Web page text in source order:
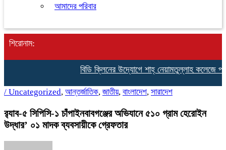
আমাদের পরিবার
শিরোনাম:
বিডি ক্লিনের উদ্যোগে শাহ্ নেয়ামতুল্লাহ কলেজে
/ Uncategorized, আন্তর্জাতিক, জাতীয়, বাংলাদেশ, সারাদেশ
র‌্যাব-৫ সিপিসি-১ চাঁপাইনবাবগঞ্জের অভিযানে ৫১০ গ্রাম হেরোইন
উদ্ধার’ ০১ মাদক ব্যবসায়ীকে গ্রেফতার